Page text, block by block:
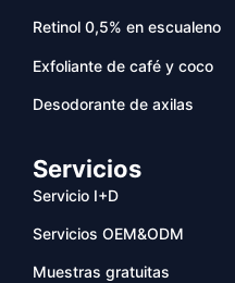
Retinol 0,5% en escualeno
Exfoliante de café y coco
Desodorante de axilas
Servicios
Servicio I+D
Servicios OEM&ODM
Muestras gratuitas